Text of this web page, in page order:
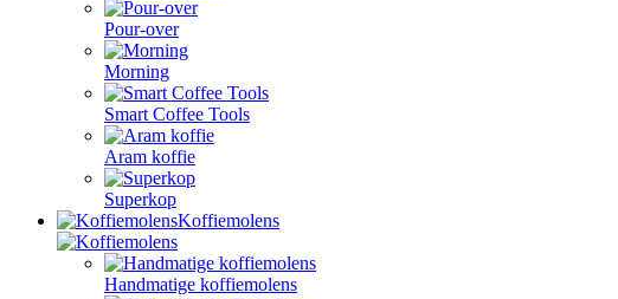
Pour-over
Morning
Smart Coffee Tools
Aram koffie
Superkop
Koffiemolens
Handmatige koffiemolens